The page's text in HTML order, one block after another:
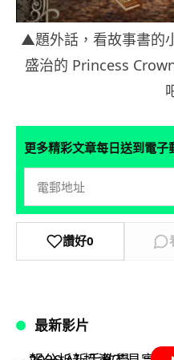
▲題外話，看故事書的
盛治的 Princess
更多精彩文章每日送到電子
讚好0
最新影片